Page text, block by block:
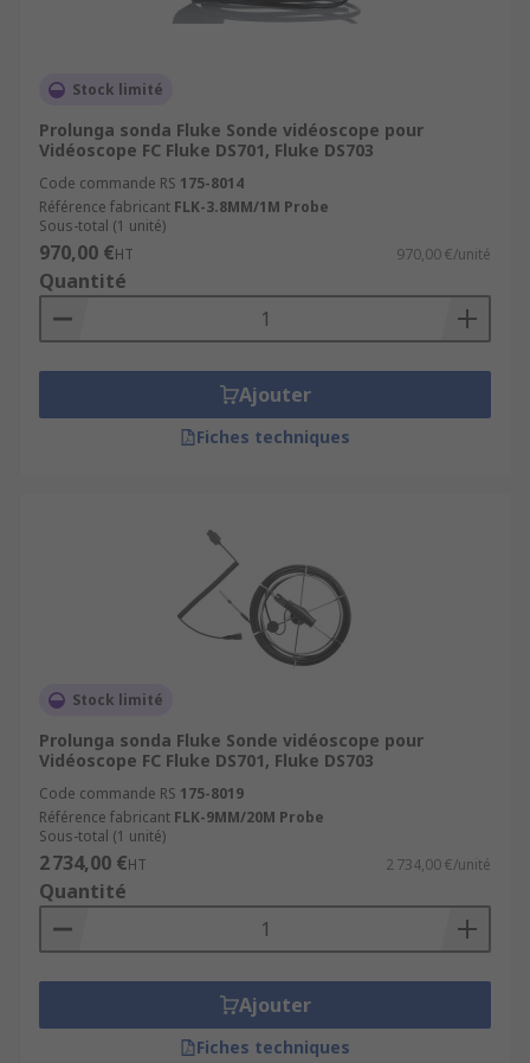
Stock limité
Prolunga sonda Fluke Sonde vidéoscope pour
Vidéoscope FC Fluke DS701, Fluke DS703
Code commande RS 175-8014
Référence fabricant FLK-3.8MM/1M Probe
Sous-total (1 unité)
970,00 €HT 970,00 €/unité
Quantité
Ajouter
Fiches techniques
Stock limité
Prolunga sonda Fluke Sonde vidéoscope pour
Vidéoscope FC Fluke DS701, Fluke DS703
Code commande RS 175-8019
Référence fabricant FLK-9MM/20M Probe
Sous-total (1 unité)
2 734,00 €HT 2 734,00 €/unité
Quantité
Ajouter
Fiches techniques